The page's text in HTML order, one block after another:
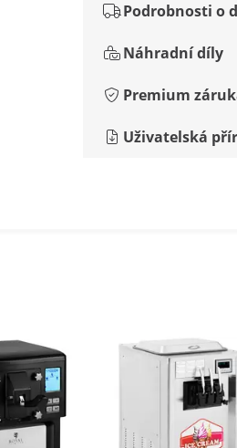
Podrobnosti o
Náhradní díly
Premium
Uživatelská